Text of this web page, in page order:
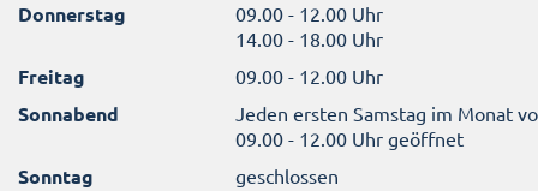
Donnerstag
09.00 - 12.00 Uhr
14.00 - 18.00 Uhr
Freitag 09.00 - 12.00 Uhr
Sonnabend
Jeden ersten Samstag im Monat
09.00 - 12.00 Uhr geöffnet
Sonntag geschlossen